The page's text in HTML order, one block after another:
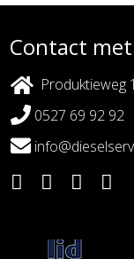
Contact
Produktieweg
0527 69 92 92